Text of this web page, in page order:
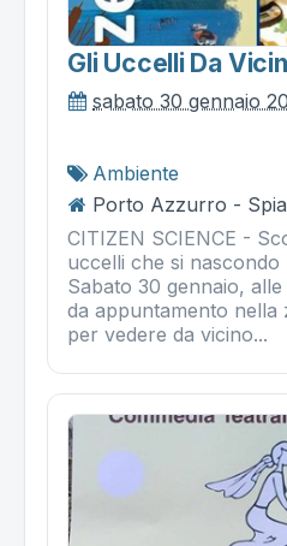
Gli Uccelli Da
sabato 30 gennaio
Ambiente
Porto Azzurro -
CITIZEN SCIENCE -
uccelli che si
Sabato 30 gennaio,
da appuntamento nella
per vedere da vicino...